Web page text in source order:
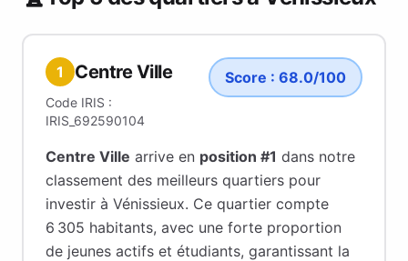
1 Centre Ville
Code IRIS :
IRIS_692590104
Score : 68.0/100
Centre Ville arrive en position #1 dans notre
classement des meilleurs quartiers pour
investir à Vénissieux. Ce quartier compte
6 305 habitants, avec une forte proportion
de jeunes actifs et étudiants, garantissant la